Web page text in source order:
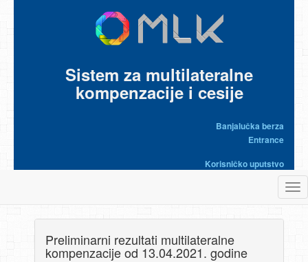
Sistem za multilateralne
kompenzacije i cesije
Banjalučka berza
Entrance
Korisničko uputstvo
Preliminarni rezultati multilateralne
kompenzacije od 13.04.2021. godine